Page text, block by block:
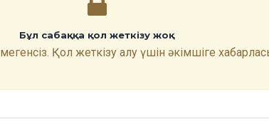
Бұл сабаққа қол жеткізу жоқ
Қол жеткізу алу үшін әкімшіге